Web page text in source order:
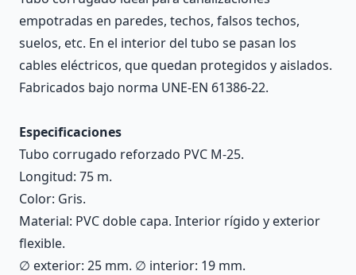
empotradas en paredes, techos, falsos techos,
suelos, etc. En el interior del tubo se pasan los
cables eléctricos, que quedan protegidos y aislados.
Fabricados bajo norma UNE-EN 61386-22.
Especificaciones
Tubo corrugado reforzado PVC M-25.
Longitud: 75 m.
Color: Gris.
Material: PVC doble capa. Interior rígido y exterior
flexible.
∅ exterior: 25 mm. ∅ interior: 19 mm.